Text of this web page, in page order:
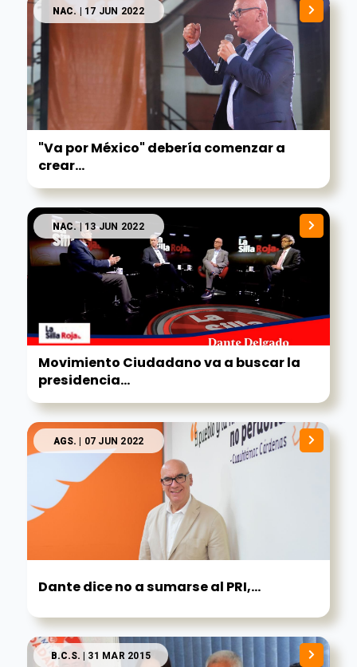
NAC. | 17 JUN 2022
"Va por México" debería comenzar a
crear...
NAC.| 13 JUN 2022
Movimiento Ciudadano va a buscar la
presidencia...
AGS. | 07 JUN 2022
Dante dice no a sumarse al PRI,...
B.C.S. | 31 MAR 2015